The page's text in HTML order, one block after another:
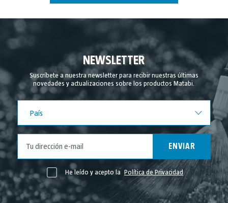
NEWSLETTER
Suscríbete a nuestra newsletter para recibir nuestras últimas
novedades y actualizaciones sobre los productos Matabi.
País
ENVIAR
He leído y acepto la Política de Privacidad